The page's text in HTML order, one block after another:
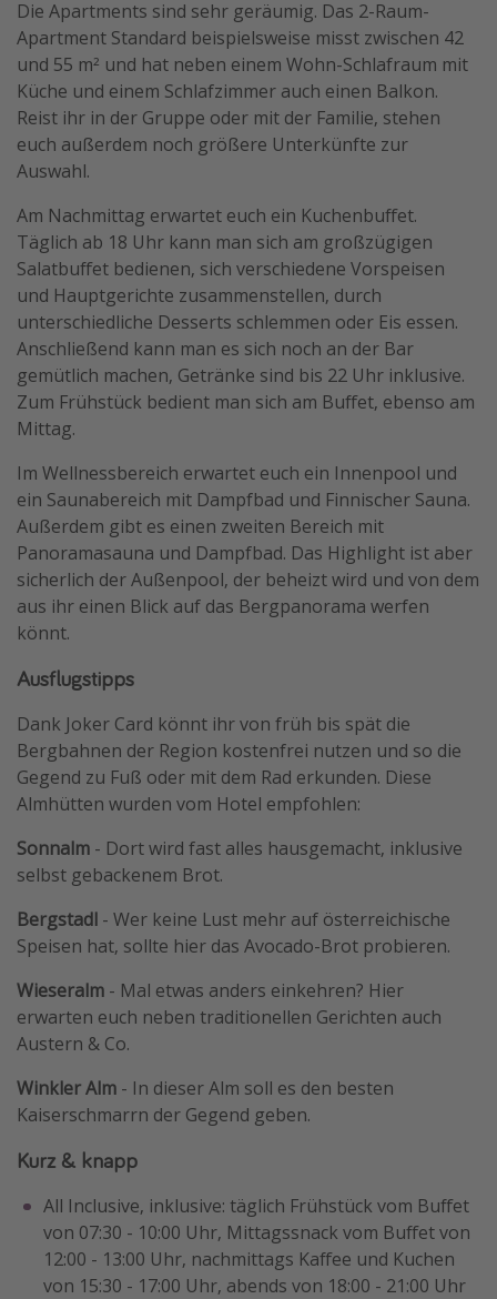
Die Apartments sind sehr geräumig. Das 2-Raum-
Apartment Standard beispielsweise misst zwischen 42
und 55 m² und hat neben einem Wohn-Schlafraum mit
Küche und einem Schlafzimmer auch einen Balkon.
Reist ihr in der Gruppe oder mit der Familie, stehen
euch außerdem noch größere Unterkünfte zur
Auswahl.
Am Nachmittag erwartet euch ein Kuchenbuffet.
Täglich ab 18 Uhr kann man sich am großzügigen
Salatbuffet bedienen, sich verschiedene Vorspeisen
und Hauptgerichte zusammenstellen, durch
unterschiedliche Desserts schlemmen oder Eis essen.
Anschließend kann man es sich noch an der Bar
gemütlich machen, Getränke sind bis 22 Uhr inklusive.
Zum Frühstück bedient man sich am Buffet, ebenso am
Mittag.
Im Wellnessbereich erwartet euch ein Innenpool und
ein Saunabereich mit Dampfbad und Finnischer Sauna.
Außerdem gibt es einen zweiten Bereich mit
Panoramasauna und Dampfbad. Das Highlight ist aber
sicherlich der Außenpool, der beheizt wird und von dem
aus ihr einen Blick auf das Bergpanorama werfen
könnt.
Ausflugstipps
Dank Joker Card könnt ihr von früh bis spät die
Bergbahnen der Region kostenfrei nutzen und so die
Gegend zu Fuß oder mit dem Rad erkunden. Diese
Almhütten wurden vom Hotel empfohlen:
Sonnalm - Dort wird fast alles hausgemacht, inklusive
selbst gebackenem Brot.
Bergstadl - Wer keine Lust mehr auf österreichische
Speisen hat, sollte hier das Avocado-Brot probieren.
Wieseralm - Mal etwas anders einkehren? Hier
erwarten euch neben traditionellen Gerichten auch
Austern & Co.
Winkler Alm - In dieser Alm soll es den besten
Kaiserschmarrn der Gegend geben.
Kurz & knapp
All Inclusive, inklusive: täglich Frühstück vom Buffet
von 07:30 - 10:00 Uhr, Mittagssnack vom Buffet von
12:00 - 13:00 Uhr, nachmittags Kaffee und Kuchen
von 15:30 - 17:00 Uhr, abends von 18:00 - 21:00 Uhr